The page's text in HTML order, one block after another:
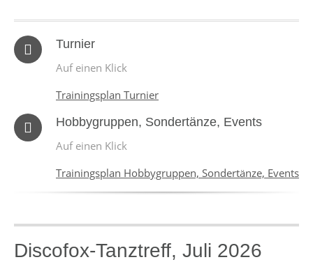
Turnier
Auf einen Klick
Trainingsplan Turnier
Hobbygruppen, Sondertänze, Events
Auf einen Klick
Trainingsplan Hobbygruppen, Sondertänze, Events
Discofox-Tanztreff, Juli 2026